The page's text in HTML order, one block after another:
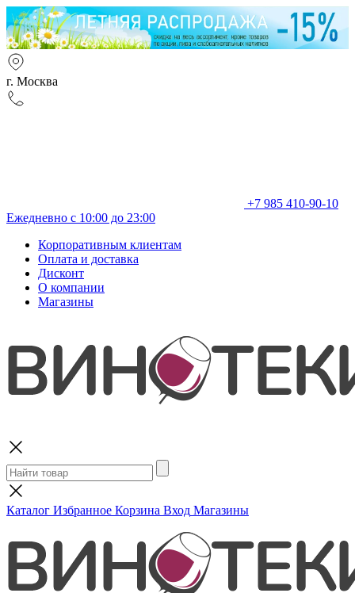
г. Москва
+7 985 410-90-10
Ежедневно с 10:00 до 23:00
Корпоративным клиентам
Оплата и доставка
Дисконт
О компании
Магазины
Каталог Избранное Корзина Вход Магазины